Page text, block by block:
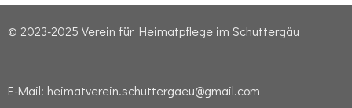
© 2023-2025 Verein für Heimatpflege im Schuttergäu
E-Mail: heimatverein.schuttergaeu@gmail.com